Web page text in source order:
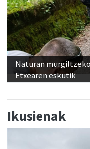
Naturan
Etxearen eskutik
Ikusienak